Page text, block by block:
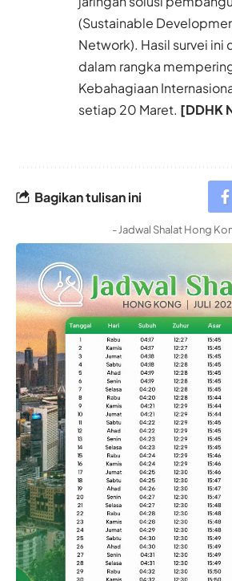
(Sustainable
Network). Hasil survei ini
dalam rangka
Kebahagiaan
setiap 20 Maret. [DDHK
Bagikan tulisan ini
- Jadwal Shalat Hong